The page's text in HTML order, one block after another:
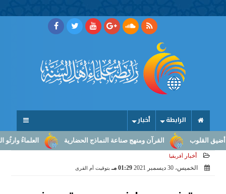
الرابطة أخبار
العلماءُ وارثُو النبوّة: القرآن ومنهج صناعة النماذج الحضارية
أخبار أفريقيا
الخميس، 30 ديسمبر 2021 01:29 مـ بتوقيت أم القرى